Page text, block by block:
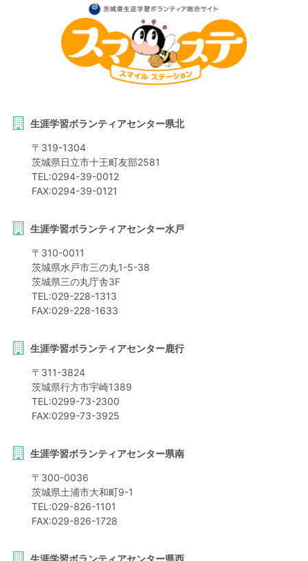
生涯学習ボランティアセンター県北
〒 319-1304
茨城県日立市十王町友部2581
TEL:0294-39-0012
FAX:0294-39-0121
生涯学習ボランティアセンター水戸
〒 310-0011
茨城県水戸市三の丸1-5-38
茨城県三の丸庁舎3F
TEL:029-228-1313
FAX:029-228-1633
生涯学習ボランティアセンター鹿行
〒 311-3824
茨城県行方市宇崎1389
TEL:0299-73-2300
FAX:0299-73-3925
生涯学習ボランティアセンター県南
〒 300-0036
茨城県土浦市大和町9-1
TEL:029-826-1101
FAX:029-826-1728